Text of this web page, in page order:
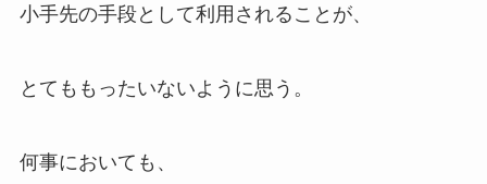
小手先の手段として利用されることが、
とてももったいないように思う。
何事においても、